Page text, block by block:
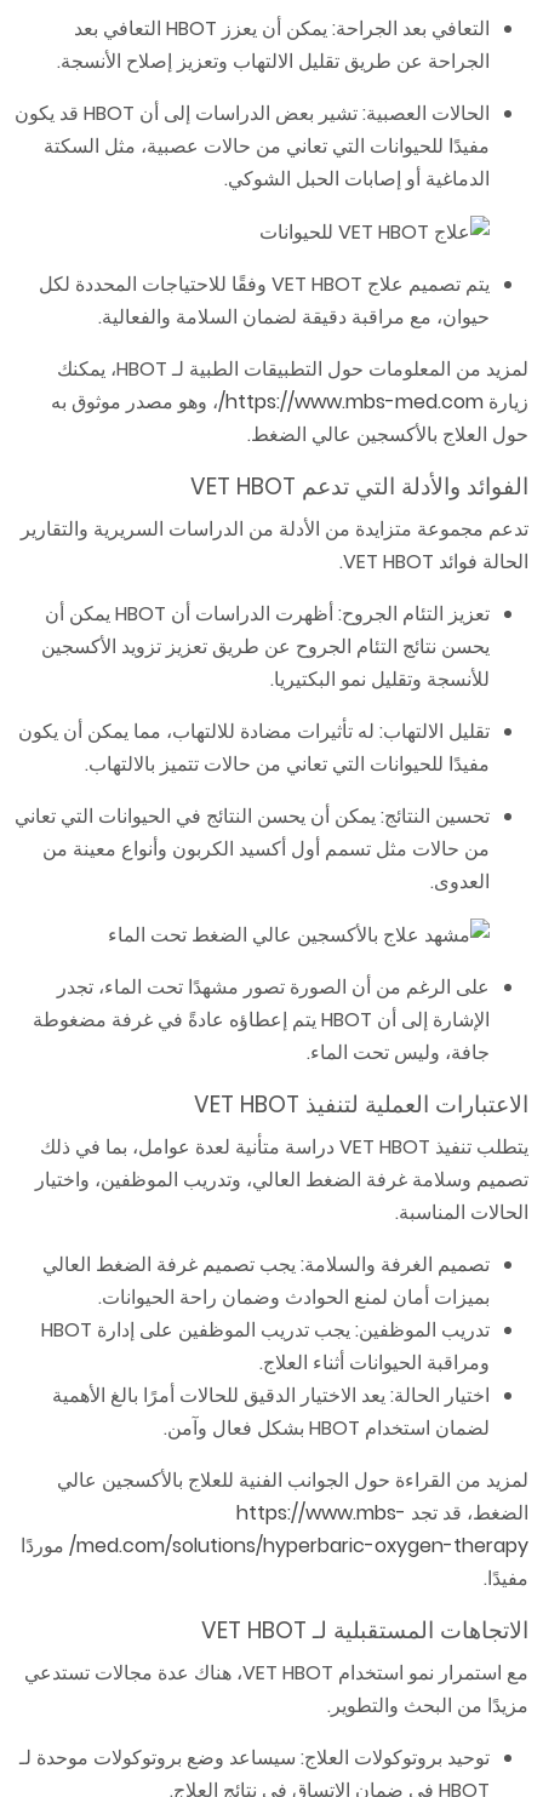
التعافي بعد الجراحة: يمكن أن يعزز HBOT التعافي بعد
الجراحة عن طريق تقليل الالتهاب وتعزيز إصلاح الأنسجة.
الحالات العصبية: تشير بعض الدراسات إلى أن HBOT قد يكون
مفيدًا للحيوانات التي تعاني من حالات عصبية، مثل السكتة
الدماغية أو إصابات الحبل الشوكي.
يتم تصميم علاج VET HBOT وفقًا للاحتياجات المحددة لكل
حيوان، مع مراقبة دقيقة لضمان السلامة والفعالية.
لمزيد من المعلومات حول التطبيقات الطبية لـ HBOT، يمكنك
زيارة https://www.mbs-med.com/ ، وهو مصدر موثوق به
حول العلاج بالأكسجين عالي الضغط.
الفوائد والأدلة التي تدعم VET HBOT
تدعم مجموعة متزايدة من الأدلة من الدراسات السريرية والتقارير
الحالة فوائد VET HBOT.
تعزيز التئام الجروح: أظهرت الدراسات أن HBOT يمكن أن
يحسن نتائج التئام الجروح عن طريق تعزيز تزويد الأكسجين
للأنسجة وتقليل نمو البكتيريا.
تقليل الالتهاب: له تأثيرات مضادة للالتهاب، مما يمكن أن يكون
مفيدًا للحيوانات التي تعاني من حالات تتميز بالالتهاب.
تحسين النتائج: يمكن أن يحسن النتائج في الحيوانات التي تعاني
من حالات مثل تسمم أول أكسيد الكربون وأنواع معينة من
العدوى.
على الرغم من أن الصورة تصور مشهدًا تحت الماء، تجدر
الإشارة إلى أن HBOT يتم إعطاؤه عادةً في غرفة مضغوطة
جافة، وليس تحت الماء.
الاعتبارات العملية لتنفيذ VET HBOT
يتطلب تنفيذ VET HBOT دراسة متأنية لعدة عوامل، بما في ذلك
تصميم وسلامة غرفة الضغط العالي، وتدريب الموظفين، واختيار
الحالات المناسبة.
تصميم الغرفة والسلامة: يجب تصميم غرفة الضغط العالي
بميزات أمان لمنع الحوادث وضمان راحة الحيوانات.
تدريب الموظفين: يجب تدريب الموظفين على إدارة HBOT
ومراقبة الحيوانات أثناء العلاج.
اختيار الحالة: يعد الاختيار الدقيق للحالات أمرًا بالغ الأهمية
لضمان استخدام HBOT بشكل فعال وآمن.
لمزيد من القراءة حول الجوانب الفنية للعلاج بالأكسجين عالي
الضغط، قد تجد https://www.mbs-
med.com/solutions/hyperbaric-oxygen-therapy/ موردًا
مفيدًا.
الاتجاهات المستقبلية لـ VET HBOT
مع استمرار نمو استخدام VET HBOT، هناك عدة مجالات تستدعي
مزيدًا من البحث والتطوير.
توحيد بروتوكولات العلاج: سيساعد وضع بروتوكولات موحدة لـ
HBOT في ضمان الاتساق في نتائج العلاج.